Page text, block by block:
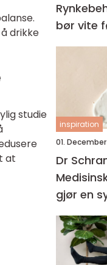
drikke
studie
at
bør vite
inspiration
01.
Dr
gjør en